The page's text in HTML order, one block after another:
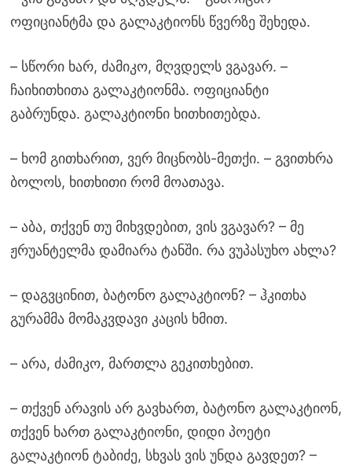
ოფიციანტმა და გალაკტიონს წვერზე შეხედა.
– სწორი ხარ, ძამიკო, მღვდელს ვგავარ. –
ჩაიხითხითა გალაკტიონმა. ოფიციანტი
გაბრუნდა. გალაკტიონი ხითხითებდა.
– ხომ გითხარით, ვერ მიცნობს-მეთქი. – გვითხრა
ბოლოს, ხითხითი რომ მოათავა.
– აბა, თქვენ თუ მიხვდებით, ვის ვგავარ? – მე
ჟრუანტელმა დამიარა ტანში. რა ვუპასუხო ახლა?
– დაგვცინით, ბატონო გალაკტიონ? – ჰკითხა
გურამმა მომაკვდავი კაცის ხმით.
– არა, ძამიკო, მართლა გეკითხებით.
– თქვენ არავის არ გავხართ, ბატონო გალაკტიონ,
თქვენ ხართ გალაკტიონი, დიდი პოეტი
გალაკტიონ ტაბიძე, სხვას ვის უნდა გავდეთ? –